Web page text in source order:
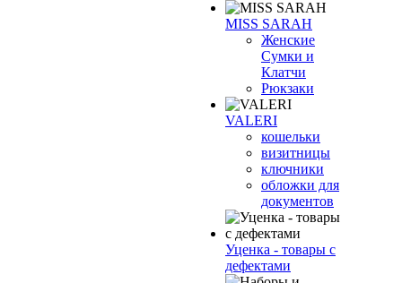
MISS SARAH
Женские
Сумки и
Клатчи
Рюкзаки
VALERI
кошельки
визитницы
ключники
обложки для
документов
Уценка - товары с
дефектами